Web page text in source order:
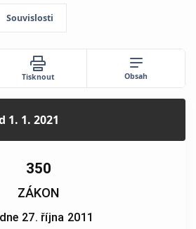
Souvislosti
Tisknout Obsah
1. 1. 2021
350
ZÁKON
27. října 2011